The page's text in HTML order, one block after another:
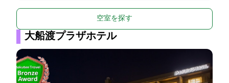
空室を探す
大船渡プラザホテル